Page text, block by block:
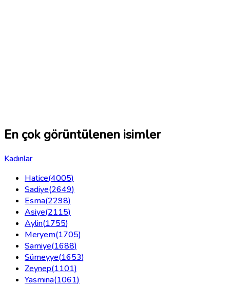
En çok görüntülenen isimler
Kadınlar
Hatice(4005)
Sadiye(2649)
Esma(2298)
Asiye(2115)
Aylin(1755)
Meryem(1705)
Samiye(1688)
Sümeyye(1653)
Zeynep(1101)
Yasmina(1061)